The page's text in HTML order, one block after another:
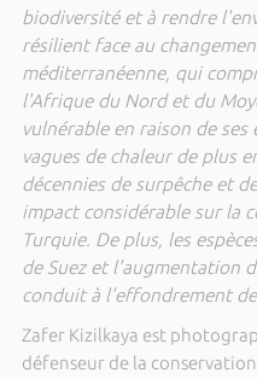
biodiversité et à rendre
résilient face au
méditerranéenne, qui
l'Afrique du Nord et du
vulnérable en raison de ses
vagues de chaleur de plus
décennies de surpêche et
impact considérable sur la
Turquie. De plus, les
de Suez et l'augmentation
conduit à l'effondrement
Zafer Kizilkaya est
défenseur de la